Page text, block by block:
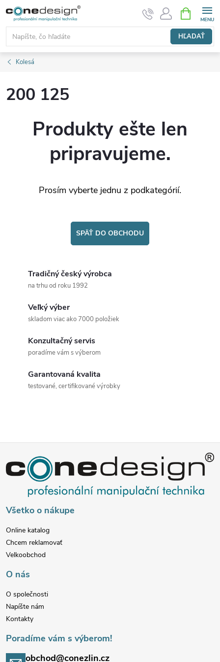
Prejsť
obsah
HĽADAŤ
KOŠÍK
Kolesá
200 125
Produkty ešte len
pripravujeme.
Prosím vyberte jednu z podkategórií.
SPÄŤ DO OBCHODU
Tradičný český výrobca
na trhu od roku 1992
Veľký výber
skladom viac ako 7000 položiek
Konzultačný servis
poradíme vám s výberom
Garantovaná kvalita
testované, certifikované výrobky
á
p
ä
t
e
Všetko o nákupe
Online katalog
Chcem reklamovať
Velkoobchod
O nás
O společnosti
Napíšte nám
Kontakty
Poradíme vám s výberom!
obchod@conezlin.cz